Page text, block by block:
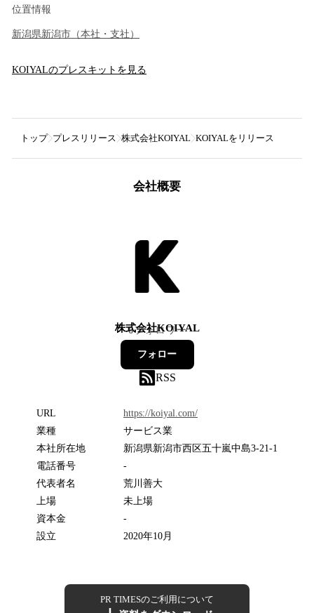
位置情報
新潟県新潟市 （本社・支社 ）
KOIYALのプレスキットを見る
トップ プレスリリース 株式会社KOIYAL KOIYALをリリース
会社概要
株式会社KOIYAL
0フォロワー
フォロー
RSS
URL
https://koiyal.com/
業種
サービス業
本社所在地
新潟県新潟市西区五十嵐中島3-21-1
電話番号
-
代表者名
荒川善大
上場
未上場
資本金
-
設立
2020年10月
PR TIMESのご利用について